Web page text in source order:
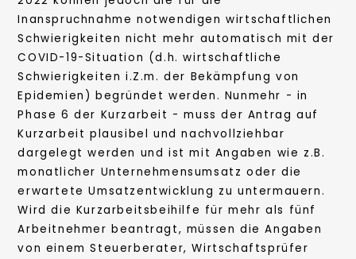
Inanspruchnahme notwendigen wirtschaftlichen
Schwierigkeiten nicht mehr automatisch mit der
COVID-19-Situation (d.h. wirtschaftliche
Schwierigkeiten i.Z.m. der Bekämpfung von
Epidemien) begründet werden. Nunmehr - in
Phase 6 der Kurzarbeit - muss der Antrag auf
Kurzarbeit plausibel und nachvollziehbar
dargelegt werden und ist mit Angaben wie z.B.
monatlicher Unternehmensumsatz oder die
erwartete Umsatzentwicklung zu untermauern.
Wird die Kurzarbeitsbeihilfe für mehr als fünf
Arbeitnehmer beantragt, müssen die Angaben
von einem Steuerberater, Wirtschaftsprüfer